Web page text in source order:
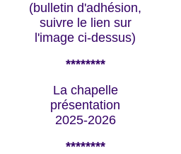
(bulletin d'adhésion,
suivre le lien sur
l'image ci-dessus)
********
La chapelle
présentation
2025-2026
********